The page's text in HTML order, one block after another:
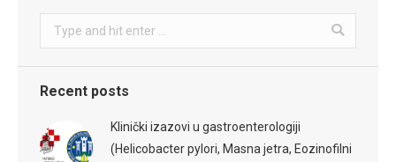
Search:
Recent posts
Klinički izazovi u gastroenterologiji
(Helicobacter pylori, Masna jetra, Eozinofilni